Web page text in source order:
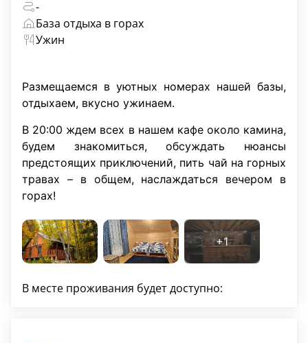
-
База отдыха в горах
Ужин
Размещаемся в уютных номерах нашей базы,
отдыхаем, вкусно ужинаем.
В 20:00 ждем всех в нашем кафе около камина,
будем знакомиться, обсуждать нюансы
предстоящих приключений, пить чай на горных
травах – в общем, наслаждаться вечером в
горах!
В месте проживания будет доступно: